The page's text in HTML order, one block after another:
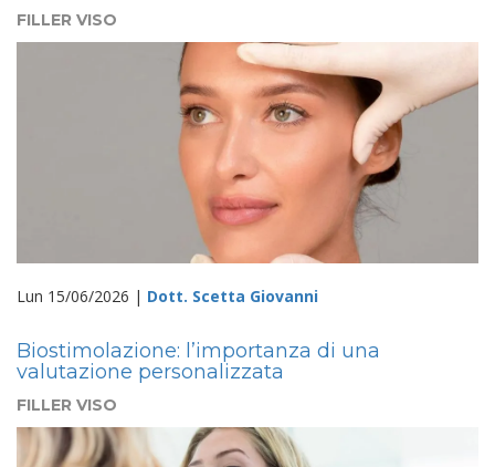
FILLER VISO
Lun 15/06/2026 | Dott. Scetta Giovanni
Biostimolazione: l’importanza di una
valutazione personalizzata
FILLER VISO